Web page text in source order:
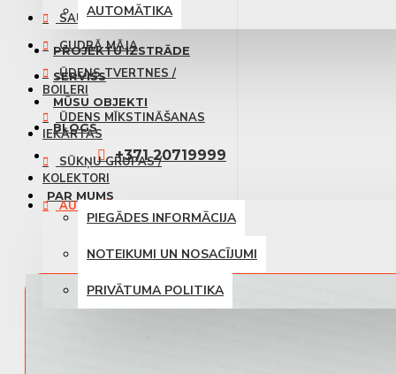
AUTOMĀTIKA
PROJEKTU IZSTRĀDE
SERVISS
MŪSU OBJEKTI
BLOGS
+371 20719999
PAR MUMS
PIEGĀDES INFORMĀCIJA
NOTEIKUMI UN NOSACĪJUMI
PRIVĀTUMA POLITIKA
SAULES PANEĻI
GUDRĀ MĀJA
ŪDENS TVERTNES /
BOILERI
ŪDENS MĪKSTINĀŠANAS
IEKĀRTAS
SŪKŅU GRUPAS /
KOLEKTORI
AUTOMĀTIKA